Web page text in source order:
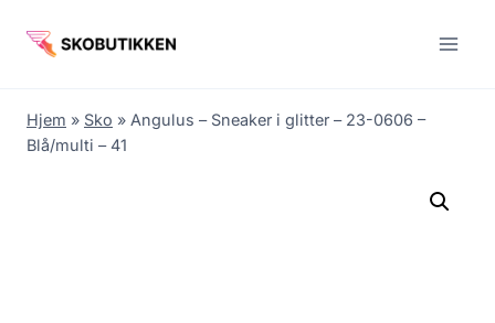
Hjem » Sko » Angulus – Sneaker i glitter – 23-0606 –
Blå/multi – 41